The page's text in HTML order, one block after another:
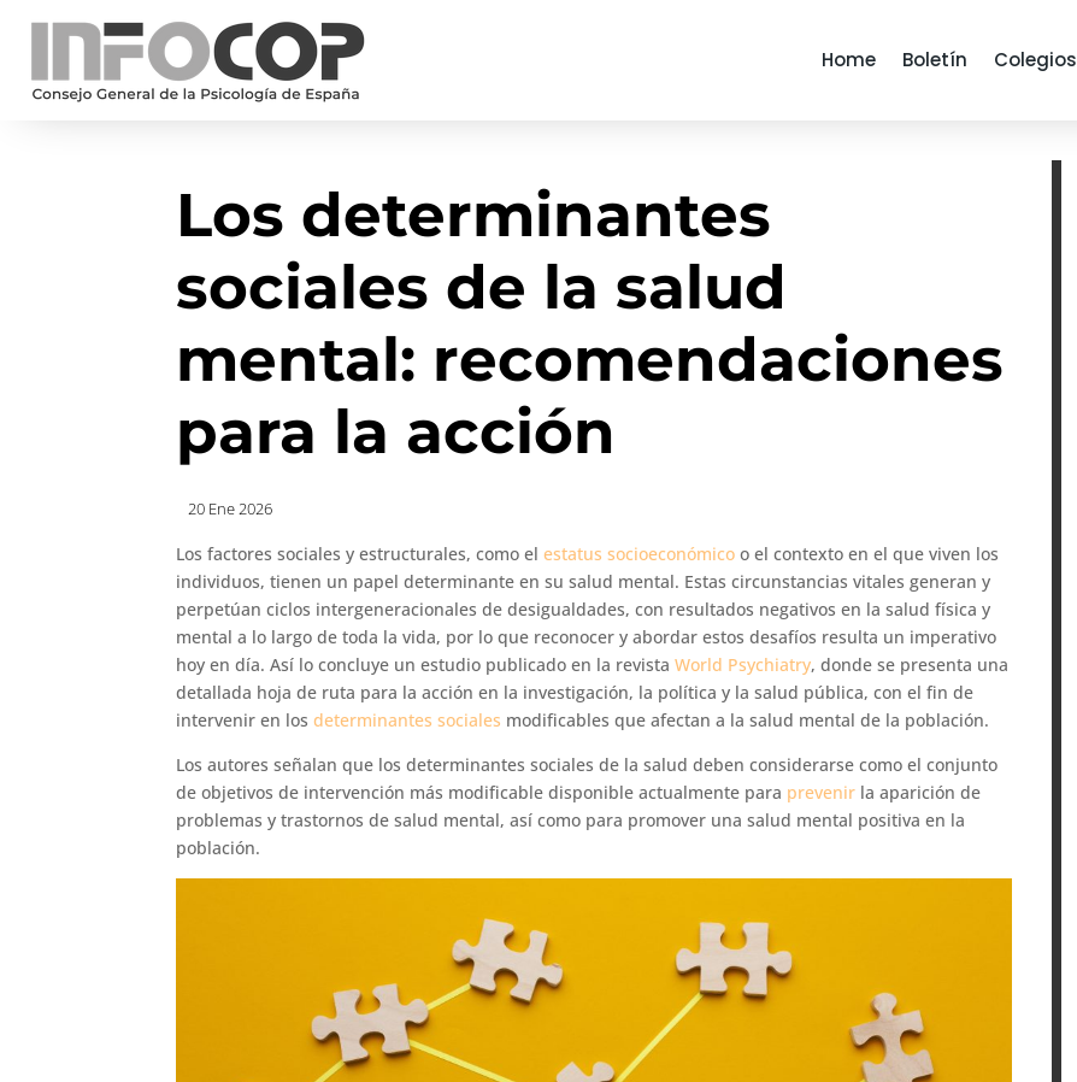
Home Boletín Colegios
Los determinantes
sociales de la salud
mental: recomendaciones
para la acción
20 Ene 2026
Los factores sociales y estructurales, como elestatus socioeconómico o el contexto en el que viven los
individuos, tienen un papel determinante en su salud mental. Estas circunstancias vitales generan y
perpetúan ciclos intergeneracionales de desigualdades, con resultados negativos en la salud física y
mental a lo largo de toda la vida, por lo que reconocer y abordar estos desafíos resulta un imperativo
hoy en día. Así lo concluye un estudio publicado en la revistaWorld Psychiatry, donde se presenta una
detallada hoja de ruta para la acción en la investigación, la política y la salud pública, con el fin de
intervenir en losdeterminantes sociales modificables que afectan a la salud mental de la población.
Los autores señalan que los determinantes sociales de la salud deben considerarse como el conjunto
de objetivos de intervención más modificable disponible actualmente para prevenir la aparición de
problemas y trastornos de salud mental, así como para promover una salud mental positiva en la
población.